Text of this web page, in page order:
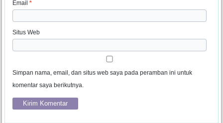
Email*
Situs Web
Simpan nama, email, dan situs web saya pada peramban ini untuk
komentar saya berikutnya.